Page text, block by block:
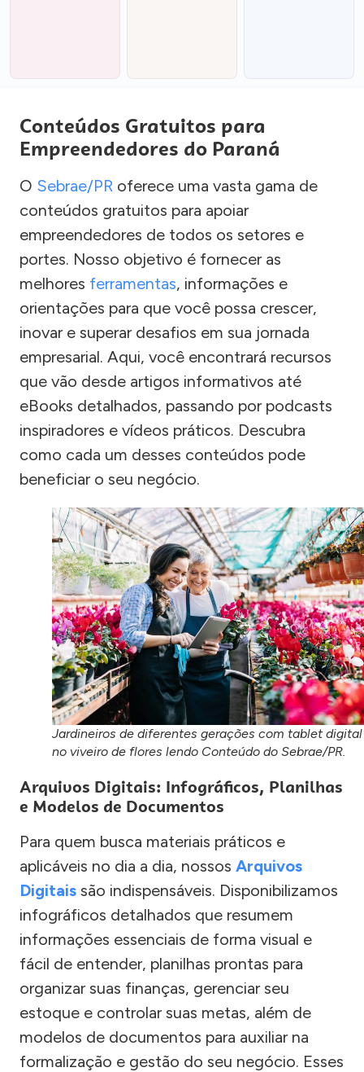
Conteúdos Gratuitos para
Empreendedores do Paraná
O Sebrae/PR oferece uma vasta gama de
conteúdos gratuitos para apoiar
empreendedores de todos os setores e
portes. Nosso objetivo é fornecer as
melhores ferramentas, informações e
orientações para que você possa crescer,
inovar e superar desafios em sua jornada
empresarial. Aqui, você encontrará recursos
que vão desde artigos informativos até
eBooks detalhados, passando por podcasts
inspiradores e vídeos práticos. Descubra
como cada um desses conteúdos pode
beneficiar o seu negócio.
Jardineiros de diferentes gerações com tablet digital
no viveiro de flores lendo Conteúdo do Sebrae/PR.
Arquivos Digitais: Infográficos, Planilhas
e Modelos de Documentos
Para quem busca materiais práticos e
aplicáveis no dia a dia, nossos Arquivos
Digitais são indispensáveis. Disponibilizamos
infográficos detalhados que resumem
informações essenciais de forma visual e
fácil de entender, planilhas prontas para
organizar suas finanças, gerenciar seu
estoque e controlar suas metas, além de
modelos de documentos para auxiliar na
formalização e gestão do seu negócio. Esses